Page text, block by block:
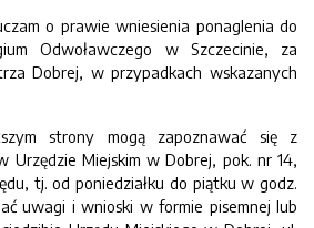
o prawie wniesienia ponaglenia do
Odwoławczego w Szczecinie, za
Dobrej, w przypadkach wskazanych
strony mogą zapoznawać się z
Urzędzie Miejskim w Dobrej, pok. nr 14,
tj. od poniedziałku do piątku w godz.
uwagi i wnioski w formie pisemnej lub